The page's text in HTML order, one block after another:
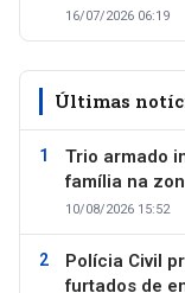
16/07/2026 06:19
Últimas
Trio armado
família na
10/08/2026 15:52
Polícia Civil
furtados de